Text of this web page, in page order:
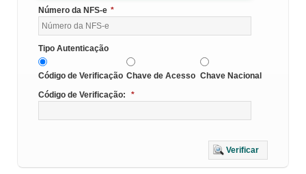
Número da NFS-e *
Tipo Autenticação
Código de Verificação Chave de Acesso Chave Nacional
Código de Verificação:
*
Verificar